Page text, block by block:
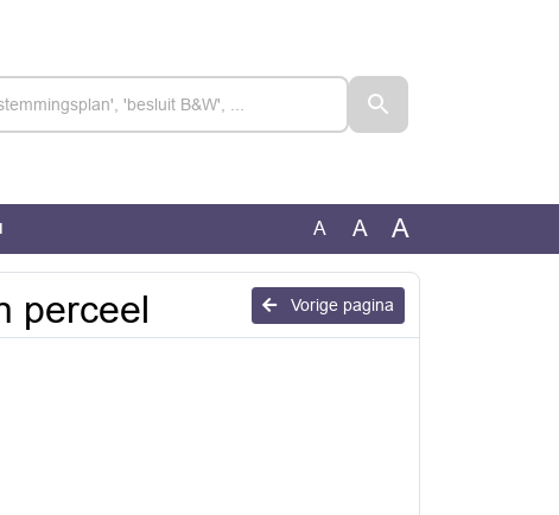
A A A
Vorige pagina
perceel